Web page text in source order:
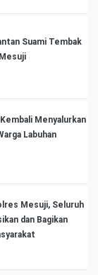
Suami Tembak
Menyalurkan
Labuhan
Mesuji, Seluruh
dan Bagikan